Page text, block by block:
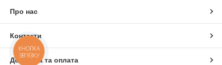
Про нас
Контакти
Доставка та оплата
КНОПКА
ЗВ'ЯЗКУ